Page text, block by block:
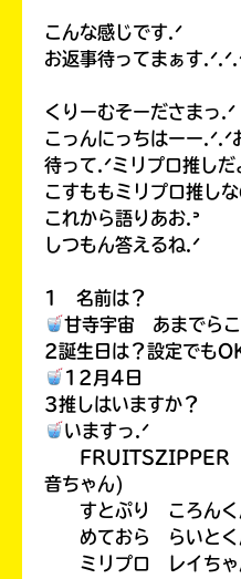
こんな感じです.ᐟ
お返事待ってまぁす
くりーむそーださまっ.ᐟ
こっんにっちはーー.ᐟ.ᐟ
待って.ᐟミリプロ推しだ
こすももミリプロ推し
これから語りあお.ᐣ
しつもん答えるね.ᐟ
1 名前は？
甘寺宇宙 あまでら
2誕生日は？設定でも
12月4日
3推しはいますか？
いますっ.ᐟ
FRUITSZIPPER
音ちゃん)
すとぷり ころんく
めておら らいとく
ミリプロ レイちゃ